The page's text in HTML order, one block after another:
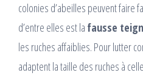
colonies d’abeilles peuvent faire
d’entre elles est la fausse
les ruches affaiblies. Pour lutter
adaptent la taille des ruches à